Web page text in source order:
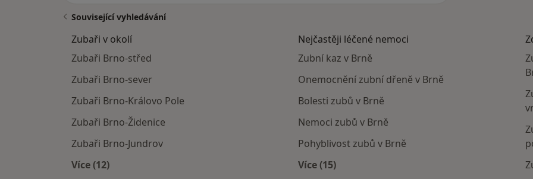
Související vyhledávání
Zubaři v okolí
Zubaři Brno-střed
Zubaři Brno-sever
Zubaři Brno-Královo Pole
Zubaři Brno-Židenice
Zubaři Brno-Jundrov
Více (12)
Nejčastěji léčené nemoci
Zubní kaz v Brně
Onemocnění zubní dřeně v Brně
Bolesti zubů v Brně
Nemoci zubů v Brně
Pohyblivost zubů v Brně
Více (15)